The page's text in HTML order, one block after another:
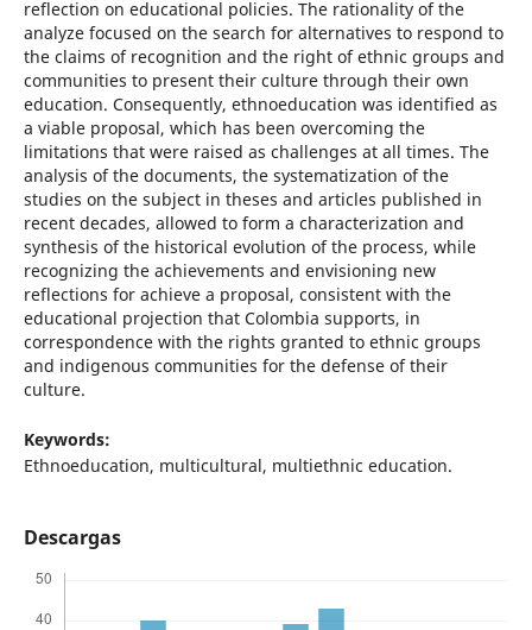
reflection on educational policies. The rationality of the
analyze focused on the search for alternatives to respond to
the claims of recognition and the right of ethnic groups and
communities to present their culture through their own
education. Consequently, ethnoeducation was identified as
a viable proposal, which has been overcoming the
limitations that were raised as challenges at all times. The
analysis of the documents, the systematization of the
studies on the subject in theses and articles published in
recent decades, allowed to form a characterization and
synthesis of the historical evolution of the process, while
recognizing the achievements and envisioning new
reflections for achieve a proposal, consistent with the
educational projection that Colombia supports, in
correspondence with the rights granted to ethnic groups
and indigenous communities for the defense of their
culture.
Keywords:
Ethnoeducation, multicultural, multiethnic education.
Descargas